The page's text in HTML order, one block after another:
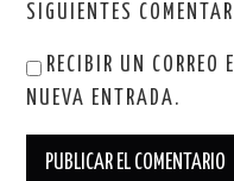
SIGUIENTES
RECIBIR UN CORREO
NUEVA ENTRADA.